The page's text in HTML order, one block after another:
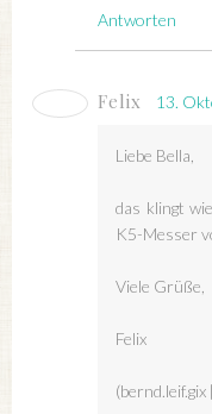
Antworten
Felix 13.
Liebe Bella,
das klingt
K5-Messer
Viele Grüße,
Felix